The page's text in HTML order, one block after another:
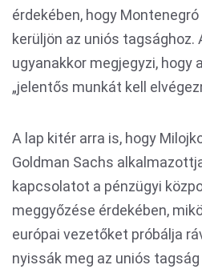
érdekében, hogy
kerüljön az uniós tagsághoz.
ugyanakkor megjegyzi, hogy
„jelentős munkát kell
A lap kitér arra is, hogy
Goldman Sachs
kapcsolatot a pénzügyi
meggyőzése érdekében,
európai vezetőket próbálja
nyissák meg az uniós